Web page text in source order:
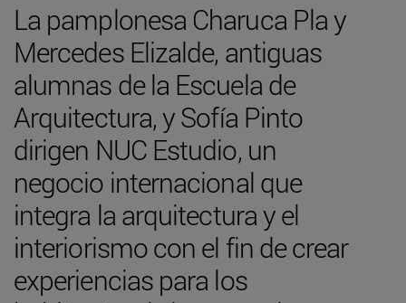
La pamplonesa Charuca Pla y
Mercedes Elizalde, antiguas
alumnas de la Escuela de
Arquitectura, y Sofía Pinto
dirigen NUC Estudio, un
negocio internacional que
integra la arquitectura y el
interiorismo con el fin de crear
experiencias para los